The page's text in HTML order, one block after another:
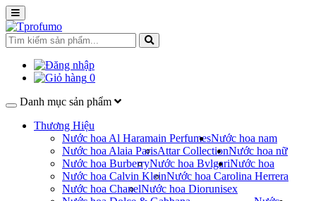
0
Danh mục sản phẩm
Thương Hiệu
Nước hoa Al Haramain Perfumes
Nước hoa Alaia ParisAttar Collection
Nước hoa BurberryNước hoa Bvlgari
Nước hoa Calvin KleinNước hoa Carolina Herrera
Nước hoa ChanelNước hoa Dior
Nước hoa nam
Nước hoa nữ
Nước hoa
unisex